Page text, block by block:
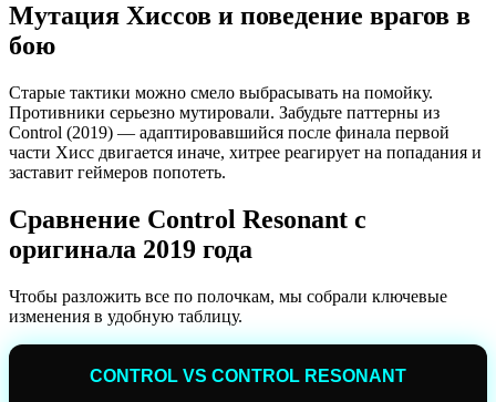
Мутация Хиссов и поведение врагов в
бою
Старые тактики можно смело выбрасывать на помойку.
Противники серьезно мутировали. Забудьте паттерны из
Control (2019) — адаптировавшийся после финала первой
части Хисс двигается иначе, хитрее реагирует на попадания и
заставит геймеров попотеть.
Сравнение Control Resonant с
оригинала 2019 года
Чтобы разложить все по полочкам, мы собрали ключевые
изменения в удобную таблицу.
CONTROL VS CONTROL RESONANT